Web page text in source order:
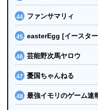
ファンサマリィ
easterEgg [イースタ
芸能野次馬ヤロウ
憂国ちゃんねる
最強イモリのゲーム速